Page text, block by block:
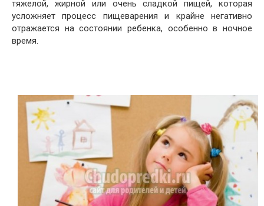
тяжелой, жирной или очень сладкой пищей, которая
усложняет процесс пищеварения и крайне негативно
отражается на состоянии ребенка, особенно в ночное
время.